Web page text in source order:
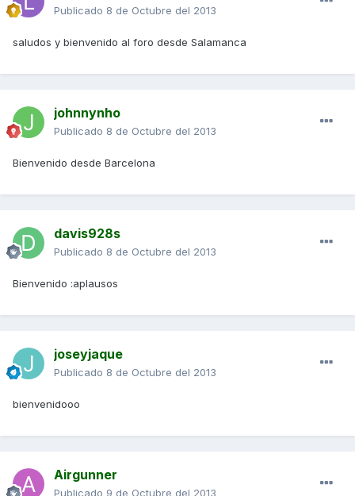
Publicado 8 de Octubre del 2013
saludos y bienvenido al foro desde Salamanca
johnnynho
Publicado 8 de Octubre del 2013
Bienvenido desde Barcelona
davis928s
Publicado 8 de Octubre del 2013
Bienvenido :aplausos
joseyjaque
Publicado 8 de Octubre del 2013
bienvenidooo
Airgunner
Publicado 9 de Octubre del 2013